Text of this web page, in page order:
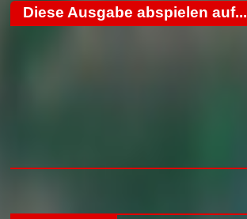
Diese Ausgabe abspielen auf...